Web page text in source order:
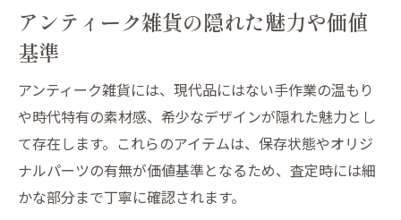
アンティーク雑貨の隠れた魅力や価値
基準
アンティーク雑貨には、現代品にはない手作業の温もり
や時代特有の素材感、希少なデザインが隠れた魅力とし
て存在します。これらのアイテムは、保存状態やオリジ
ナルパーツの有無が価値基準となるため、査定時には細
かな部分まで丁寧に確認されます。